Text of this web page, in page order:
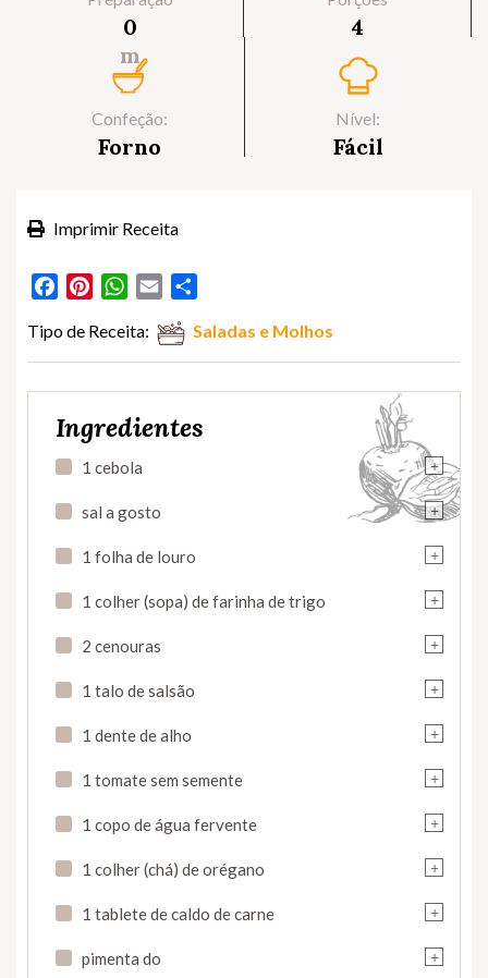
0
m
4
Confeção:
Forno
Nível:
Fácil
Imprimir Receita
FacebookPinterestWhatsApp
Email
Tipo de Receita: Saladas e Molhos
Ingredientes
+
1 cebola
+
sal a gosto
+
1 folha de louro
+
1 colher (sopa) de farinha de trigo
+
2 cenouras
+
1 talo de salsão
+
1 dente de alho
+
1 tomate sem semente
+
1 copo de água fervente
+
1 colher (chá) de orégano
+
1 tablete de caldo de carne
+
pimenta do